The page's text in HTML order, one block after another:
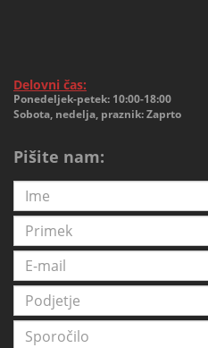
Delovni čas:
Ponedeljek-petek: 10:00-18:00
Sobota, nedelja, praznik: Zaprto
Pišite nam: